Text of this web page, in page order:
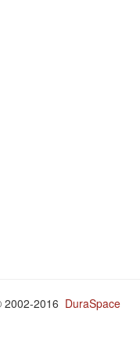
2002-2016 DuraSpace